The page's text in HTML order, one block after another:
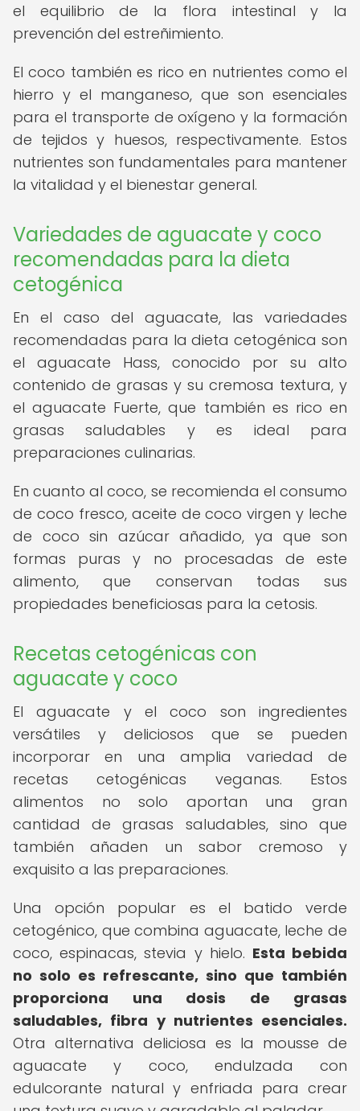
el equilibrio de la flora intestinal y la
prevención del estreñimiento.
El coco también es rico en nutrientes como el
hierro y el manganeso, que son esenciales
para el transporte de oxígeno y la formación
de tejidos y huesos, respectivamente. Estos
nutrientes son fundamentales para mantener
la vitalidad y el bienestar general.
Variedades de aguacate y coco
recomendadas para la dieta
cetogénica
En el caso del aguacate, las variedades
recomendadas para la dieta cetogénica son
el aguacate Hass, conocido por su alto
contenido de grasas y su cremosa textura, y
el aguacate Fuerte, que también es rico en
grasas saludables y es ideal para
preparaciones culinarias.
En cuanto al coco, se recomienda el consumo
de coco fresco, aceite de coco virgen y leche
de coco sin azúcar añadido, ya que son
formas puras y no procesadas de este
alimento, que conservan todas sus
propiedades beneficiosas para la cetosis.
Recetas cetogénicas con
aguacate y coco
El aguacate y el coco son ingredientes
versátiles y deliciosos que se pueden
incorporar en una amplia variedad de
recetas cetogénicas veganas. Estos
alimentos no solo aportan una gran
cantidad de grasas saludables, sino que
también añaden un sabor cremoso y
exquisito a las preparaciones.
Una opción popular es el batido verde
cetogénico, que combina aguacate, leche de
coco, espinacas, stevia y hielo. Esta bebida
no solo es refrescante, sino que también
proporciona una dosis de grasas
saludables, fibra y nutrientes esenciales.
Otra alternativa deliciosa es la mousse de
aguacate y coco, endulzada con
edulcorante natural y enfriada para crear